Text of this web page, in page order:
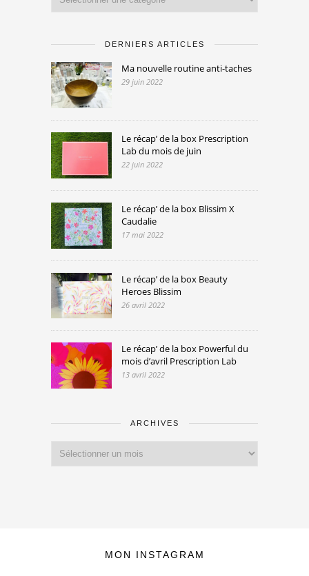
DERNIERS ARTICLES
Ma nouvelle routine anti-taches
29 juin 2022
Le récap’ de la box Prescription
Lab du mois de juin
22 juin 2022
Le récap’ de la box Blissim X
Caudalie
17 mai 2022
Le récap’ de la box Beauty
Heroes Blissim
26 avril 2022
Le récap’ de la box Powerful du
mois d’avril Prescription Lab
13 avril 2022
ARCHIVES
MON INSTAGRAM